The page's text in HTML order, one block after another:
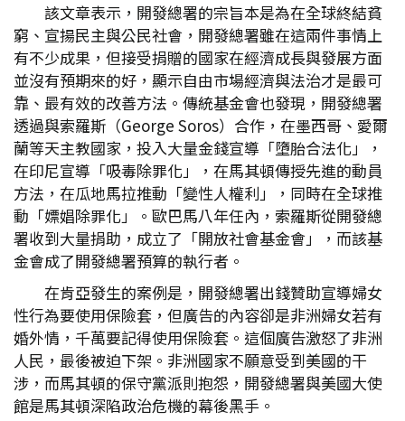
該文章表示，開發總署的宗旨本是為在全球終結貧
窮、宣揚民主與公民社會，開發總署雖在這兩件事情上
有不少成果，但接受捐贈的國家在經濟成長與發展方面
並沒有預期來的好，顯示自由市場經濟與法治才是最可
靠、最有效的改善方法。傳統基金會也發現，開發總署
透過與索羅斯（George Soros）合作，在墨西哥、愛爾
蘭等天主教國家，投入大量金錢宣導「墮胎合法化」，
在印尼宣導「吸毒除罪化」，在馬其頓傳授先進的動員
方法，在瓜地馬拉推動「變性人權利」，同時在全球推
動「嫖娼除罪化」。歐巴馬八年任內，索羅斯從開發總
署收到大量捐助，成立了「開放社會基金會」，而該基
金會成了開發總署預算的執行者。
在肯亞發生的案例是，開發總署出錢贊助宣導婦女
性行為要使用保險套，但廣告的內容卻是非洲婦女若有
婚外情，千萬要記得使用保險套。這個廣告激怒了非洲
人民，最後被迫下架。非洲國家不願意受到美國的干
涉，而馬其頓的保守黨派則抱怨，開發總署與美國大使
館是馬其頓深陷政治危機的幕後黑手。